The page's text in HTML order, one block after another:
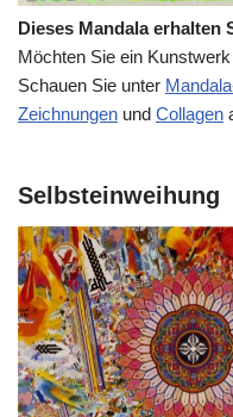
Dieses Mandala erhalten
Möchten Sie ein
Schauen Sie unter
Zeichnungen und Collagen
Selbsteinweihung